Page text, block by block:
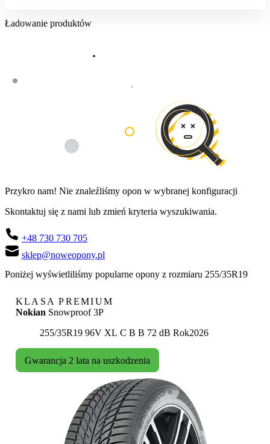
Ładowanie produktów
Przykro nam! Nie znaleźliśmy opon w wybranej konfiguracji
Skontaktuj się z nami lub zmień kryteria wyszukiwania.
+48 730 730 705
sklep@noweopony.pl
Poniżej wyświetliliśmy popularne opony z rozmiaru 255/35R19
KLASA PREMIUM
Nokian Snowproof 3P
255/35R19 96V XL Etykieta:
C B B 72 dB Rok2026
Gwarancja 2 lata na uszkodzenia